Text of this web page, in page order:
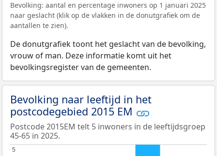
Bevolking: aantal en percentage inwoners op 1 januari 2025
naar geslacht (klik op de vlakken in de donutgrafiek om de
aantallen te zien).
De donutgrafiek toont het geslacht van de bevolking,
vrouw of man. Deze informatie komt uit het
bevolkingsregister van de gemeenten.
Bevolking naar leeftijd in het
postcodegebied 2015 EM
Postcode 2015EM telt 5 inwoners in de leeftijdsgroep
45-65 in 2025.
5
5